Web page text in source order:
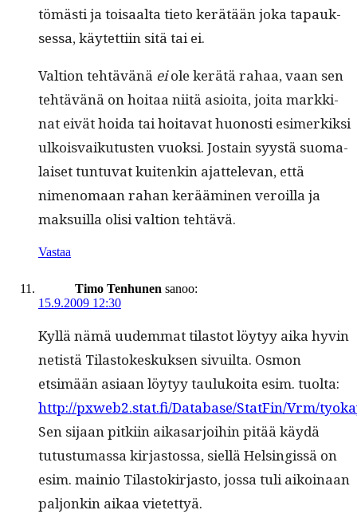
tömästi ja toisaal­ta tieto kerätään joka tapauk­
ses­sa, käytet­ti­in sitä tai ei.
Val­tion tehtävänä eiole kerätä rahaa, vaan sen
tehtävänä on hoitaa niitä asioi­ta, joi­ta markki­
nat eivät hoi­da tai hoita­vat huonos­ti esimerkik­si
ulkois­vaiku­tusten vuok­si. Jostain syys­tä suo­ma­
laiset tun­tu­vat kuitenkin ajat­tel­e­van, että
nimeno­maan rahan keräämi­nen veroil­la ja
mak­suil­la olisi val­tion tehtävä.
Vastaa
Timo Tenhunen sanoo:
15.9.2009 12:30
Kyl­lä nämä uudem­mat tilas­tot löy­tyy aika hyvin
netistä Tilas­tokeskuk­sen sivuil­ta. Osmon
etsimään asi­aan löy­tyy taulukoi­ta esim. tuolta:
http://pxweb2.stat.fi/Database/StatFin/Vrm/
Sen sijaan pitki­in aikasar­joi­hin pitää käy­dä
tutus­tu­mas­sa kir­jas­tossa, siel­lä Helsingis­sä on
esim. mainio Tilas­tokir­jas­to, jos­sa tuli aikoinaan
paljonkin aikaa vietettyä.